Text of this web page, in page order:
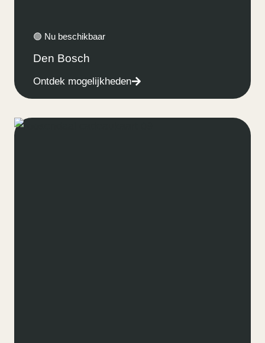
🟢 Nu beschikbaar
Den Bosch
Ontdek mogelijkheden